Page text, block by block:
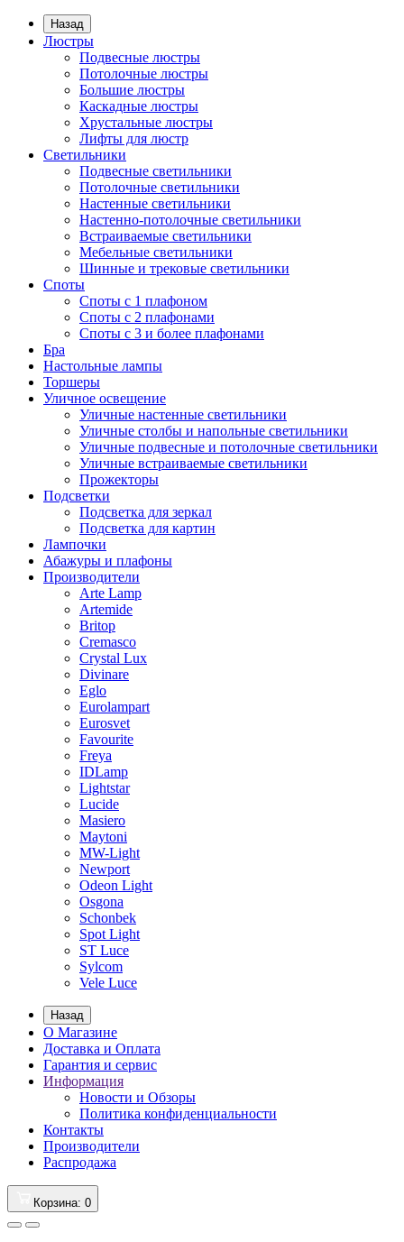
Назад
Люстры
Подвесные люстры
Потолочные люстры
Большие люстры
Каскадные люстры
Хрустальные люстры
Лифты для люстр
Светильники
Подвесные светильники
Потолочные светильники
Настенные светильники
Настенно-потолочные светильники
Встраиваемые светильники
Мебельные светильники
Шинные и трековые светильники
Споты
Споты с 1 плафоном
Споты с 2 плафонами
Споты с 3 и более плафонами
Бра
Настольные лампы
Торшеры
Уличное освещение
Уличные настенные светильники
Уличные столбы и напольные светильники
Уличные подвесные и потолочные светильники
Уличные встраиваемые светильники
Прожекторы
Подсветки
Подсветка для зеркал
Подсветка для картин
Лампочки
Абажуры и плафоны
Производители
Arte Lamp
Artemide
Britop
Cremasco
Crystal Lux
Divinare
Eglo
Eurolampart
Eurosvet
Favourite
Freya
IDLamp
Lightstar
Lucide
Masiero
Maytoni
MW-Light
Newport
Odeon Light
Osgona
Schonbek
Spot Light
ST Luce
Sylcom
Vele Luce
Назад
О Магазине
Доставка и Оплата
Гарантия и сервис
Информация
Новости и Обзоры
Политика конфиденциальности
Контакты
Производители
Распродажа
Корзина: 0